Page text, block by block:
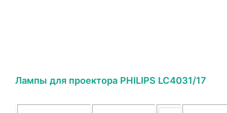
Лампы для проектора PHILIPS LC4031/17